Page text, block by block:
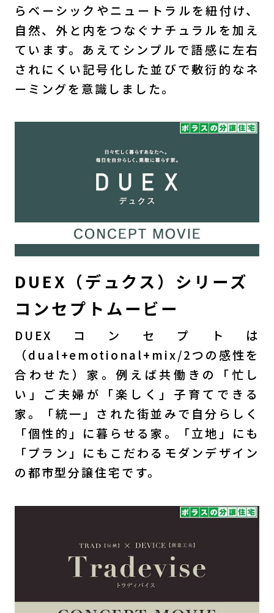
らベーシックやニュートラルを紐付け、
自然、外と内をつなぐナチュラルを加え
ています。あえてシンプルで語感に左右
されにくい記号化した並びで敷衍的なネ
ーミングを意識しました。
DUEX（デュクス）シリーズ
コンセプトムービー
DUEXコンセプトは
（dual+emotional+mix/2つの感性を
合わせた）家。例えば共働きの「忙し
い」ご夫婦が「楽しく」子育てできる
家。「統一」された街並みで自分らしく
「個性的」に暮らせる家。「立地」にも
「プラン」にもこだわるモダンデザイン
の都市型分譲住宅です。